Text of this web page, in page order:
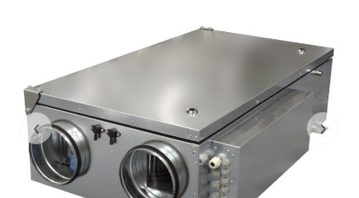
‹ ›